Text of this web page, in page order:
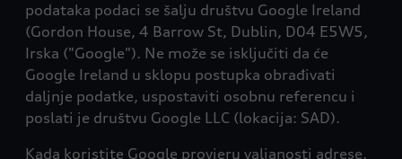
podataka podaci se šalju društvu Google Ireland
(Gordon House, 4 Barrow St, Dublin, D04 E5W5,
Irska ("Google"). Ne može se isključiti da će
Google Ireland u sklopu postupka obrađivati
daljnje podatke, uspostaviti osobnu referencu i
poslati je društvu Google LLC (lokacija: SAD).
Kada koristite Google provjeru valjanosti adrese,